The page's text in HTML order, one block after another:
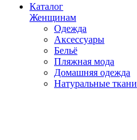
Каталог
Женщинам
Одежда
Аксессуары
Бельё
Пляжная мода
Домашняя одежда
Натуральные ткани